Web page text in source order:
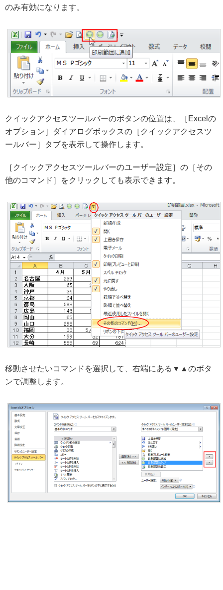
のみ有効になります。
クイックアクセスツールバーのボタンの位置は、［Excelの
オプション］ダイアログボックスの［クイックアクセスツ
ールバー］タブを表示して操作します。
［クイックアクセスツールバーのユーザー設定］の［その
他のコマンド］をクリックしても表示できます。
移動させたいコマンドを選択して、右端にある▼▲のボタ
ンで調整します。